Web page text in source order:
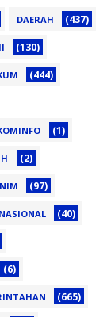
DAERAH (437)
(130)
(444)
(1)
(2)
(97)
NASIONAL (40)
(6)
(665)